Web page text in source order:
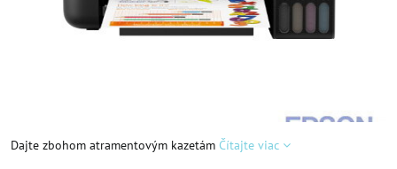
Dajte zbohom atramentovým kazetám Čítajte viac